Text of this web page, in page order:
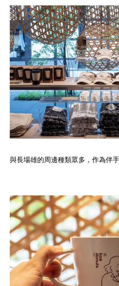
與長場雄的周邊種類眾多，作為伴